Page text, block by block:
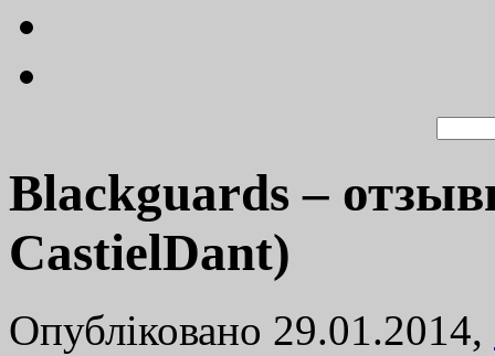
Blackguards –
CastielDant)
Опубліковано 29.01.2014,